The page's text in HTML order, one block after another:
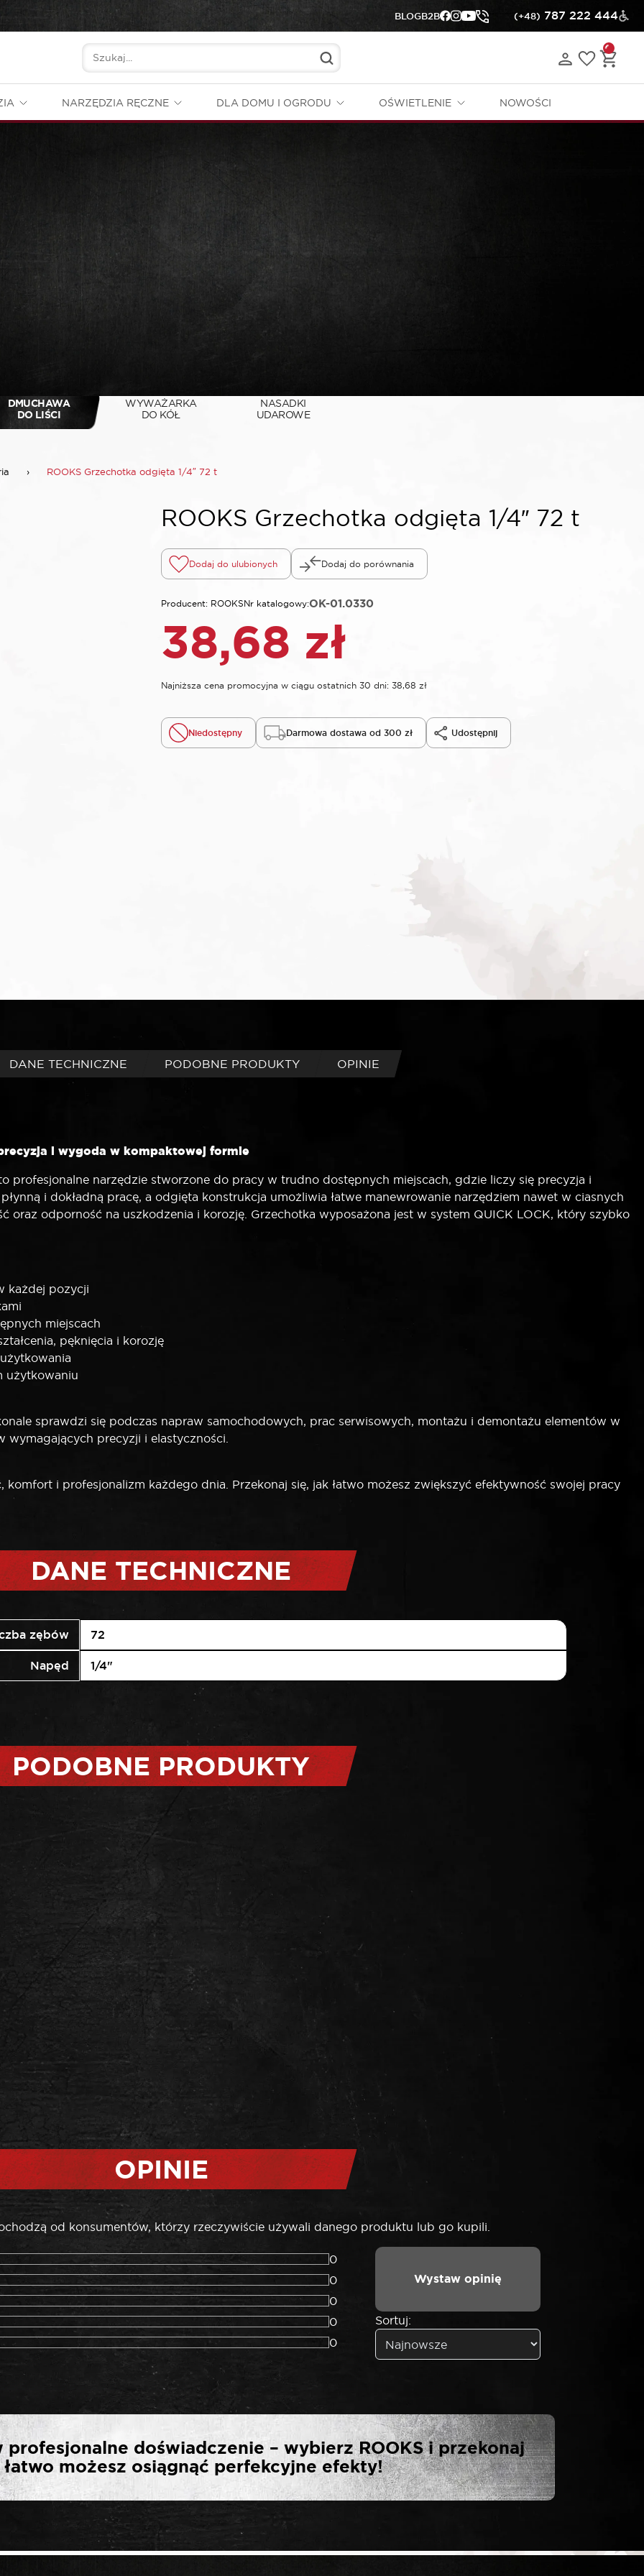
BLOGB2B (+48) 787 222 444
NARZĘDZIA RĘCZNE DLA DOMU I OGRODU OŚWIETLENIE NOWOŚCI
DMUCHAWA
DO LIŚCI
WYWAŻARKA
DO KÓŁ
NASADKI
UDAROWE
› ROOKS Grzechotka odgięta 1/4″ 72 t
ROOKS Grzechotka odgięta 1/4″ 72 t
Dodaj do ulubionych Dodaj do porównania
Producent: ROOKSNr katalogowy:OK-01.0330
38,68 zł
Najniższa cena promocyjna w ciągu ostatnich 30 dni: 38,68 zł
Niedostępny Darmowa dostawa od 300 zł Udostępnij
DANE TECHNICZNE PODOBNE PRODUKTY OPINIE
i wygoda w kompaktowej formie
profesjonalne narzędzie stworzone do pracy w trudno dostępnych miejscach, gdzie liczy się precyzja i
i dokładną pracę, a odgięta konstrukcja umożliwia łatwe manewrowanie narzędziem nawet w ciasnych
oraz odporność na uszkodzenia i korozję. Grzechotka wyposażona jest w system QUICK LOCK, który szybko
każdej pozycji
miejscach
pęknięcia i korozję
użytkowaniu
sprawdzi się podczas napraw samochodowych, prac serwisowych, montażu i demontażu elementów w
wymagających precyzji i elastyczności.
komfort i profesjonalizm każdego dnia. Przekonaj się, jak łatwo możesz zwiększyć efektywność swojej pracy
DANE TECHNICZNE
zębów 72
Napęd 1/4"
PODOBNE PRODUKTY
OPINIE
od konsumentów, którzy rzeczywiście używali danego produktu lub go kupili.
0
0
0
0
0
Wystaw opinię
Sortuj:
OPINIĘ O „ROOKS GRZECHOTKA
ODGIĘTA 1/4″ 72 T”
Wymagane pola są oznaczone
profesjonalne doświadczenie – wybierz ROOKS i przekonaj
łatwo możesz osiągnąć perfekcyjne efekty!